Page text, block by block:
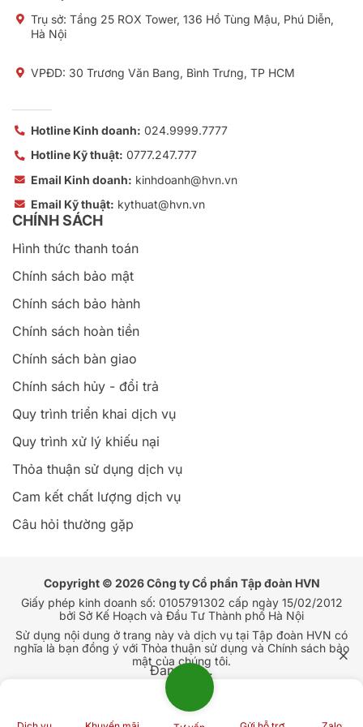
Trụ sở: Tầng 25 ROX Tower, 136 Hồ Tùng Mậu, Phú Diễn,
Hà Nội
VPĐD: 30 Trương Văn Bang, Bình Trưng, TP HCM
Hotline Kinh doanh: 024.9999.7777
Hotline Kỹ thuật: 0777.247.777
Email Kinh doanh: kinhdoanh@hvn.vn
Email Kỹ thuật: kythuat@hvn.vn
CHÍNH SÁCH
Hình thức thanh toán
Chính sách bảo mật
Chính sách bảo hành
Chính sách hoàn tiền
Chính sách bàn giao
Chính sách hủy - đổi trả
Quy trình triển khai dịch vụ
Quy trình xử lý khiếu nại
Thỏa thuận sử dụng dịch vụ
Cam kết chất lượng dịch vụ
Câu hỏi thường gặp
Copyright © 2026 Công ty Cổ phần Tập đoàn HVN
Giấy phép kinh doanh số: 0105791302 cấp ngày 15/02/2012
bởi Sở Kế Hoạch và Đầu Tư Thành phố Hà Nội
Sử dụng nội dung ở trang này và dịch vụ tại Tập đoàn HVN có
nghĩa là bạn đồng ý với Thỏa thuận sử dụng và Chính sách bảo
mật của chúng tôi.
Đang tải...